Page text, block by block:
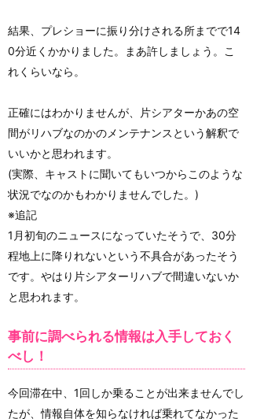
結果、プレショーに振り分けされる所までで14
0分近くかかりました。まあ許しましょう。こ
れくらいなら。
正確にはわかりませんが、片シアターかあの空
間がリハブなのかのメンテナンスという解釈で
いいかと思われます。
(実際、キャストに聞いてもいつからこのような
状況でなのかもわかりませんでした。)
※追記
1月初旬のニュースになっていたそうで、30分
程地上に降りれないという不具合があったそう
です。やはり片シアターリハブで間違いないか
と思われます。
事前に調べられる情報は入手しておく
べし！
今回滞在中、1回しか乗ることが出来ませんでし
たが、情報自体を知らなければ乗れてなかった